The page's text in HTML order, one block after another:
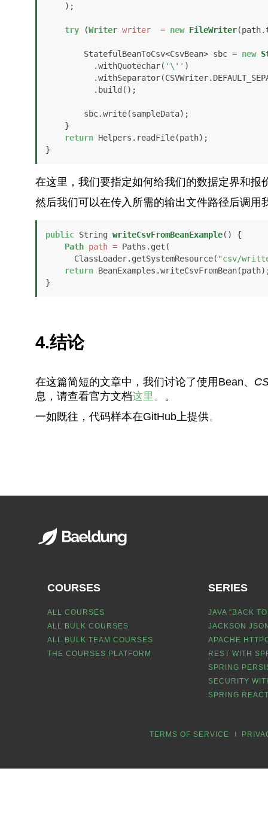
try (Writer writer = new FileWriter
        StatefulBeanToCsv<CsvBean> sbc =
new
          .withQuotechar(
'\'' )
return Helpers.readFile(path);
}
在这里，我们要指定如何给我们的数据定界和报
然后我们可以在传入所需的输出文件路径后调用
public String writeCsvFromBeanExample()
{
Path path = Paths.get(
      ClassLoader.getSystemResource(
"csv/
return
}
4.结论
在这篇简短的文章中，我们讨论了使用Bean、
息，请查看官方文档这里。
。
一如既往，代码样本在GitHub上提供。
COURSES
ALL COURSES
ALL BULK COURSES
ALL BULK TEAM COURSES
THE COURSES PLATFORM
SERIES
JAVA “BACK
JACKSON
APACHE
REST WITH
SPRING
SECURITY
SPRING
TERMS OF SERVICE